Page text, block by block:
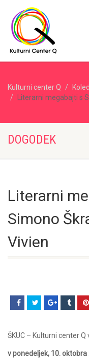
Kulturni center Q
Literarni megabajti s
DOGODEK
Literarni
Simono
Vivien
ŠKUC – Kulturni center Q
v ponedeljek, 10. oktobra